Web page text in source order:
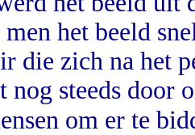
het beeld
die zich na het
steeds door
om er te